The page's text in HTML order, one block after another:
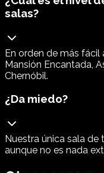
salas?
En orden de más fácil
Mansión Encantada,
Chernóbil.
¿Da miedo?
Nuestra única sala de
aunque no es nada